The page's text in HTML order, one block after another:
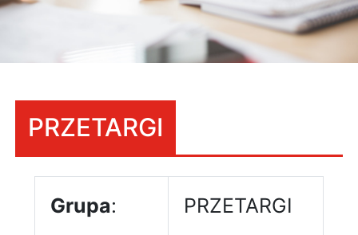
PRZETARGI
Grupa: PRZETARGI